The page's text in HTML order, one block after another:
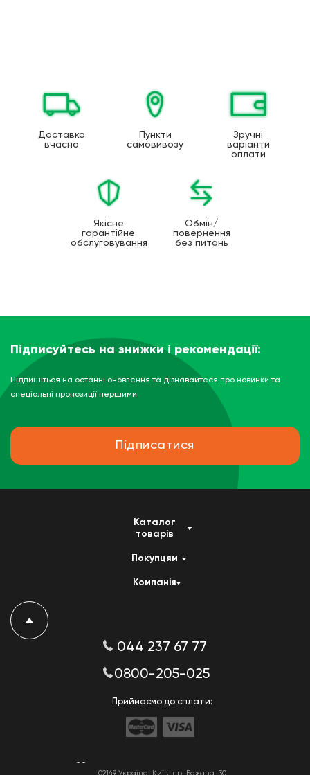
Доставка
вчасно
Пункти
самовивозу
Зручні
варіанти
оплати
Якісне
гарантійне
обслуговування
Обмін/
повернення
без питань
Підписуйтесь на знижки і рекомендації:
Підпишіться на останні оновлення та дізнавайтеся про новинки та
спеціальні пропозиції першими
Підписатися
02149 Україна, Київ, пр. Бажана, 30
Каталог
товарів
Покупцям
Компанія
044 237 67 77
0800-205-025
Приймаємо до сплати: